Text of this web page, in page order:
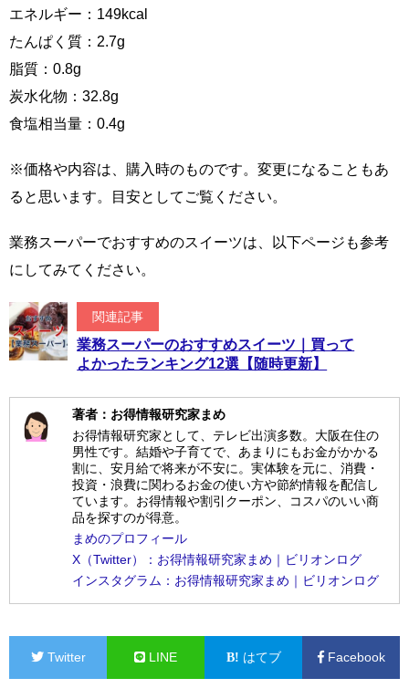
エネルギー：149kcal
たんぱく質：2.7g
脂質：0.8g
炭水化物：32.8g
食塩相当量：0.4g
※価格や内容は、購入時のものです。変更になることもあ
ると思います。目安としてご覧ください。
業務スーパーでおすすめのスイーツは、以下ページも参考
にしてみてください。
関連記事
業務スーパーのおすすめスイーツ｜買って
よかったランキング12選【随時更新】
著者：お得情報研究家まめ
お得情報研究家として、テレビ出演多数。大阪在住の
男性です。結婚や子育てで、あまりにもお金がかかる
割に、安月給で将来が不安に。実体験を元に、消費・
投資・浪費に関わるお金の使い方や節約情報を配信し
ています。お得情報や割引クーポン、コスパのいい商
品を探すのが得意。
まめのプロフィール
X（Twitter）：お得情報研究家まめ｜ビリオンログ
インスタグラム：お得情報研究家まめ｜ビリオンログ
Twitter LINE はてブ Facebook